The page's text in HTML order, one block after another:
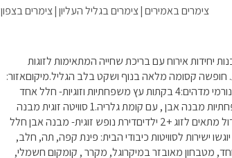
צימרים באמירים צימרים בגליל העליון צימרים בצפון